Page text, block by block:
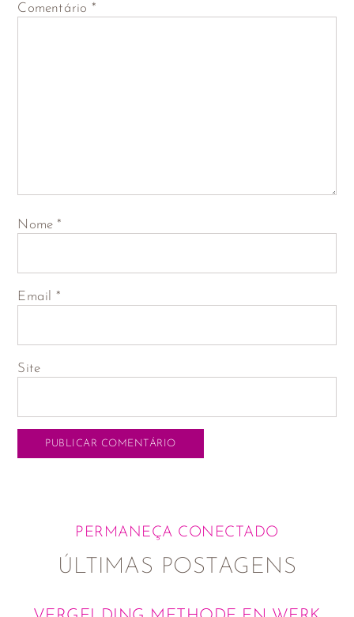
Comentário *
Nome*
Email *
Site
PERMANEÇA CONECTADO
ÚLTIMAS POSTAGENS